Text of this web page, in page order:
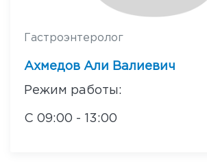
Гастроэнтеролог
Ахмедов Али Валиевич
Режим работы:
С 09:00 - 13:00